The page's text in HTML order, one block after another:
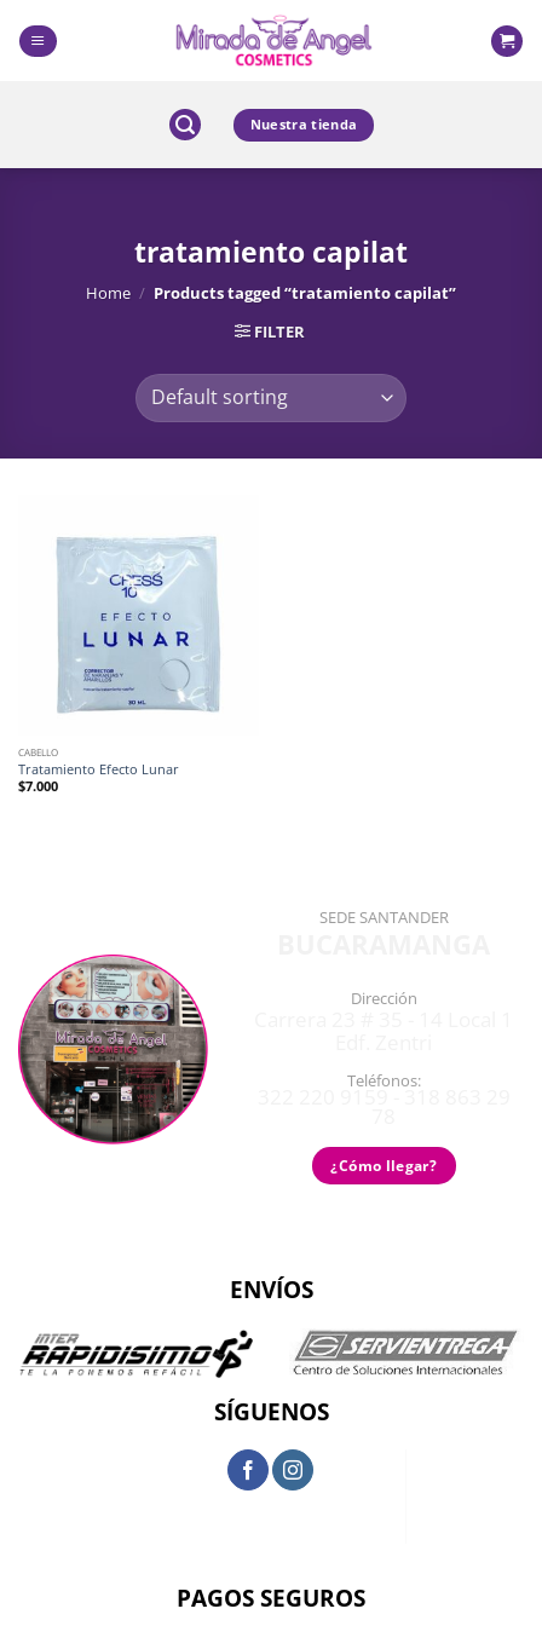
content
Nuestra tienda
tratamiento capilat
Home / Products tagged “tratamiento capilat”
FILTER
CABELLO
Tratamiento Efecto Lunar
$7.000
SEDE SANTANDER
Dirección
Teléfonos:
¿Cómo llegar?
ENVÍOS
SÍGUENOS
PAGOS SEGUROS